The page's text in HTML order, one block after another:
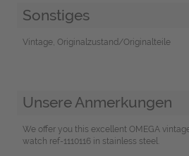
Sonstiges
Vintage, Originalzustand/Originalteile
Unsere Anmerkungen
We offer you this excellent OMEGA
watch ref-1110116 in stainless steel.